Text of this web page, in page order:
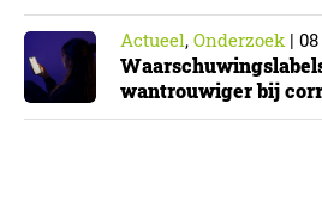
Actueel, Onderzoek|
wantrouwiger bij